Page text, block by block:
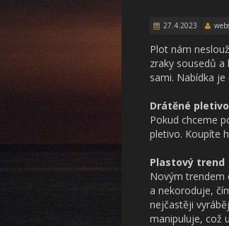
27.4.2023
Plot nám
zraky sousedů
sami. Nabídka
Drátěné pletivo
Pokud chceme
pletivo. Koupíte
Plastový trend
Novým trendem
a nekoroduje,
nejčastěji
manipuluje, což